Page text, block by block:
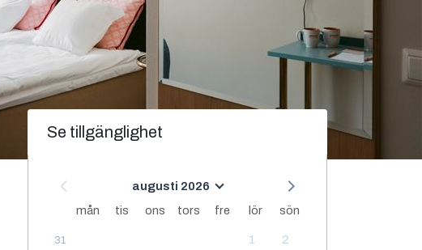
Se tillgänglighet
augusti 2026
mån
tis ons tors fre lör sön
31 1 2